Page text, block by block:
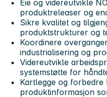
Eie og videreutvikle
produktreleaser og
Sikre kvalitet og
produktstrukturer og
Koordinere
industrialisering og
Videreutvikle
systemstøtte for
Kartlegge og forbedre
produktinformasjon